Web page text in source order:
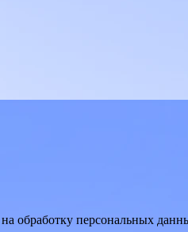
обработку персональных